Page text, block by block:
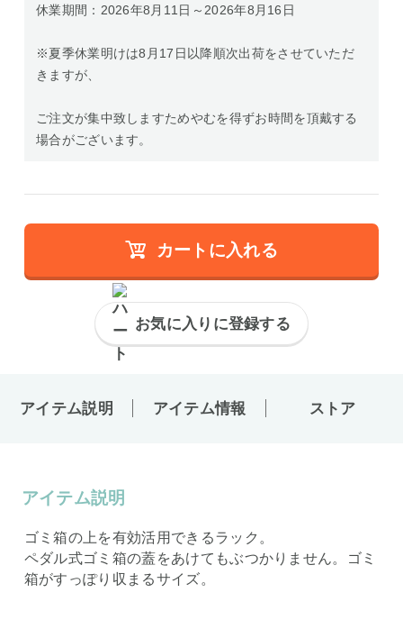
休業期間：2026年8月11日～2026年8月16日
※夏季休業明けは8月17日以降順次出荷をさせていただ
きますが、
ご注文が集中致しますためやむを得ずお時間を頂戴する
場合がございます。
カートに入れる
お気に入りに登録する
アイテム説明 アイテム情報 ストア
アイテム説明
ゴミ箱の上を有効活用できるラック。
ペダル式ゴミ箱の蓋をあけてもぶつかりません。ゴミ
箱がすっぽり収まるサイズ。